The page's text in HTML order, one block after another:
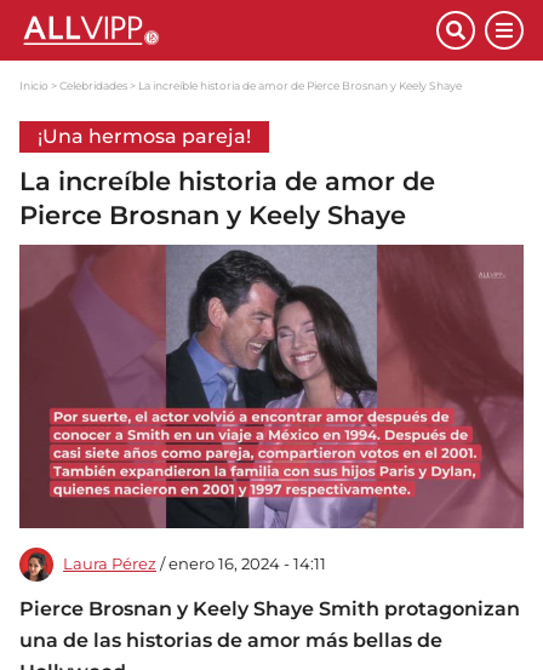
Inicio Celebridades La increíble historia de amor de Pierce Brosnan y Keely Shaye
¡Una hermosa pareja!
La increíble historia de amor de
Pierce Brosnan y Keely Shaye
Laura Pérez / enero 16, 2024 - 14:11
Pierce Brosnan y Keely Shaye Smith protagonizan
una de las historias de amor más bellas de